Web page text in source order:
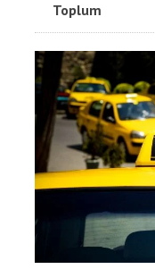
Toplum